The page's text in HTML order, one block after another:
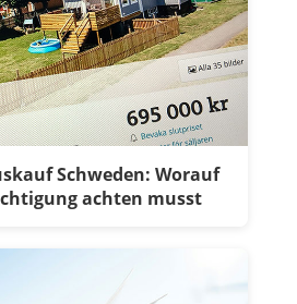
Schweden: Worauf
achten musst